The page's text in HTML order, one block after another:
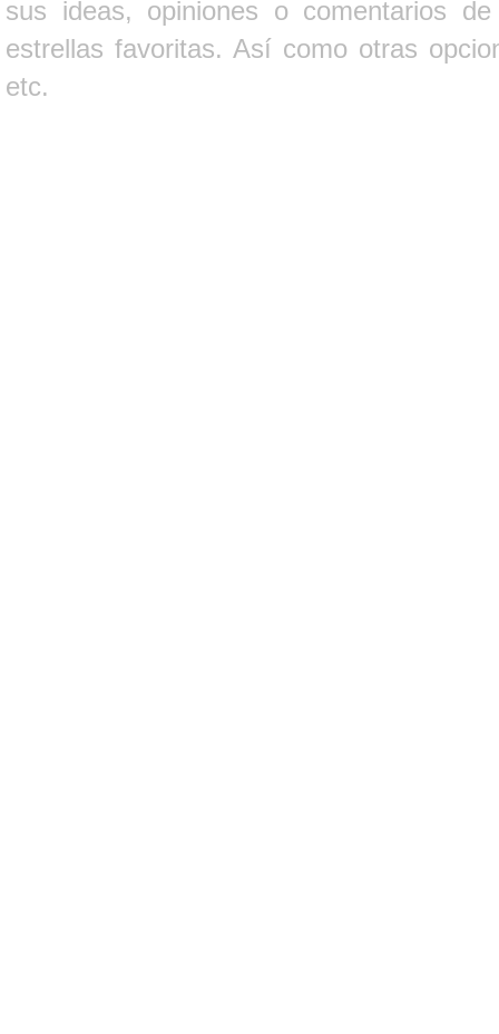
sus ideas, opiniones o comentarios
estrellas favoritas. Así como otras
etc.